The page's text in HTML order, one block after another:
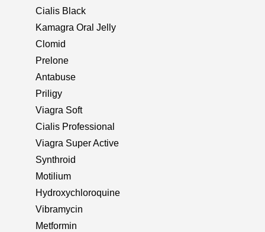
Cialis Black
Kamagra Oral Jelly
Clomid
Prelone
Antabuse
Priligy
Viagra Soft
Cialis Professional
Viagra Super Active
Synthroid
Motilium
Hydroxychloroquine
Vibramycin
Metformin